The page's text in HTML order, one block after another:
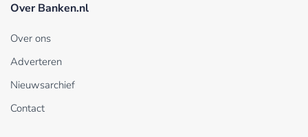
Over Banken.nl
Over ons
Adverteren
Nieuwsarchief
Contact